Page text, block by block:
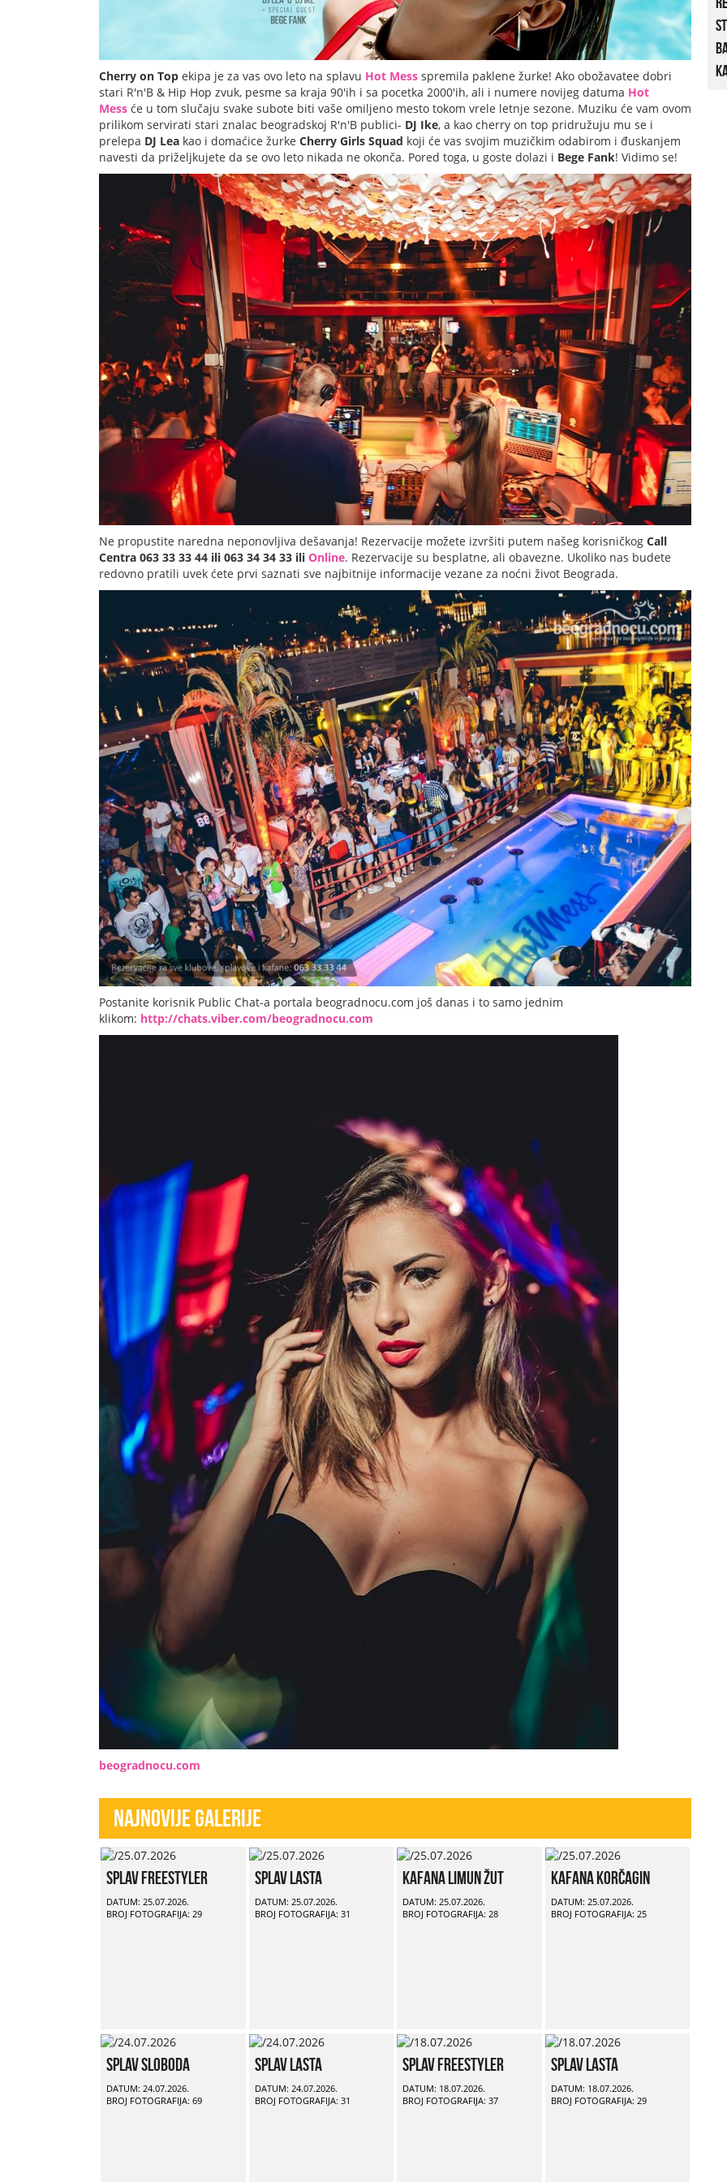
Cherry on Top ekipa je za vas ovo leto na splavu Hot Mess spremila paklene žurke! Ako obožavatee dobri
stari R'n'B & Hip Hop zvuk, pesme sa kraja 90'ih i sa pocetka 2000'ih, ali i numere novijeg datuma Hot
Mess će u tom slučaju svake subote biti vaše omiljeno mesto tokom vrele letnje sezone. Muziku će vam ovom
prilikom servirati stari znalac beogradskoj R'n'B publici- DJ Ike, a kao cherry on top pridružuju mu se i
prelepa DJ Lea kao i domaćice žurke Cherry Girls Squad koji će vas svojim muzičkim odabirom i đuskanjem
navesti da priželjkujete da se ovo leto nikada ne okonča. Pored toga, u goste dolazi i Bege Fank! Vidimo se!
Ne propustite naredna neponovljiva dešavanja! Rezervacije možete izvršiti putem našeg korisničkog Call
Centra 063 33 33 44 ili 063 34 34 33 ili Online. Rezervacije su besplatne, ali obavezne. Ukoliko nas budete
redovno pratili uvek ćete prvi saznati sve najbitnije informacije vezane za noćni život Beograda.
Postanite korisnik Public Chat-a portala beogradnocu.com još danas i to samo jednim
klikom: http://chats.viber.com/beogradnocu.com
beogradnocu.com
Najnovije Galerije
Splav Freestyler
DATUM: 25.07.2026.
BROJ FOTOGRAFIJA: 29
Splav Lasta
DATUM: 25.07.2026.
BROJ FOTOGRAFIJA: 31
Kafana Limun Žut
DATUM: 25.07.2026.
BROJ FOTOGRAFIJA: 28
Kafana Korčagin
DATUM: 25.07.2026.
BROJ FOTOGRAFIJA: 25
Splav Sloboda
DATUM: 24.07.2026.
BROJ FOTOGRAFIJA: 69
Splav Lasta
DATUM: 24.07.2026.
BROJ FOTOGRAFIJA: 31
Splav Freestyler
DATUM: 18.07.2026.
BROJ FOTOGRAFIJA: 37
Splav Lasta
DATUM: 18.07.2026.
BROJ FOTOGRAFIJA: 29